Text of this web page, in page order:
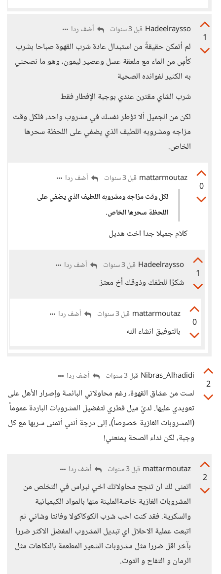
1
Hadeelraysso قبل 3 سنوات أضف ردا
لم أتمكن حقيقةً من استبدال عادة شرب القهوة صباحا بشرب
كأسٍ من الماء مع ملعقة عسل وعصير ليمون، وهو ما نصحني
به الكثير لفوائده الصحية
شرب الشاي مقترن عندي بوجبة الإفطار فقط
لكن من الجميل ألا تؤطر نفسك في مشروب واحد، فلكل وقت
مزاجه ومشروبه اللطيف الذي يضفي على اللحظة سحرها
الخاص.
0
mattarmoutaz قبل 3 سنوات
أضف ردا
لكل وقت مزاجه ومشروبه اللطيف الذي يضفي على
اللحظة سحرها الخاص.
كلام جميلا جدا اخت هديل
1
Hadeelraysso قبل 3 سنوات أضف ردا
شكرًا للطفك وذوقك أخ معتز
0
mattarmoutaz قبل 3 سنوات أضف ردا
بالتوفيق انشاء الله
2
Nibras_Alhadidi قبل 3 سنوات أضف ردا
لست من عشاق القهوة، رغم محاولاتي البائسة وإصرار الأهل على
تعويدي عليها. لديّ ميل فطري لتفضيل المشروبات الباردة عموماً
(المشروبات الغازية خصوصاً)، إلى درجة أنني أتمنى شربها مع كل
وجبة، لكن نداء الصحة يمنعني!
2
mattarmoutaz قبل 3 سنوات أضف ردا
اتمنى لك ان تنجح محاولاتك اخي نبراس في التخلص من
المشروبات الغازية خاصةالمليئة منها بالمواد الكيميائية
والسكرية. فقد كنت احب شرب الكوكاكولا وفانتا وشاني ثم
اتبعت عملية الاحلال اي تبديل المشروب المفضل الاكثر ضررا
بآخر اقل ضررا مثل مشروبات الشعير المطعمة بالنكاهات مثل
الرمان و التفاح و التوت.